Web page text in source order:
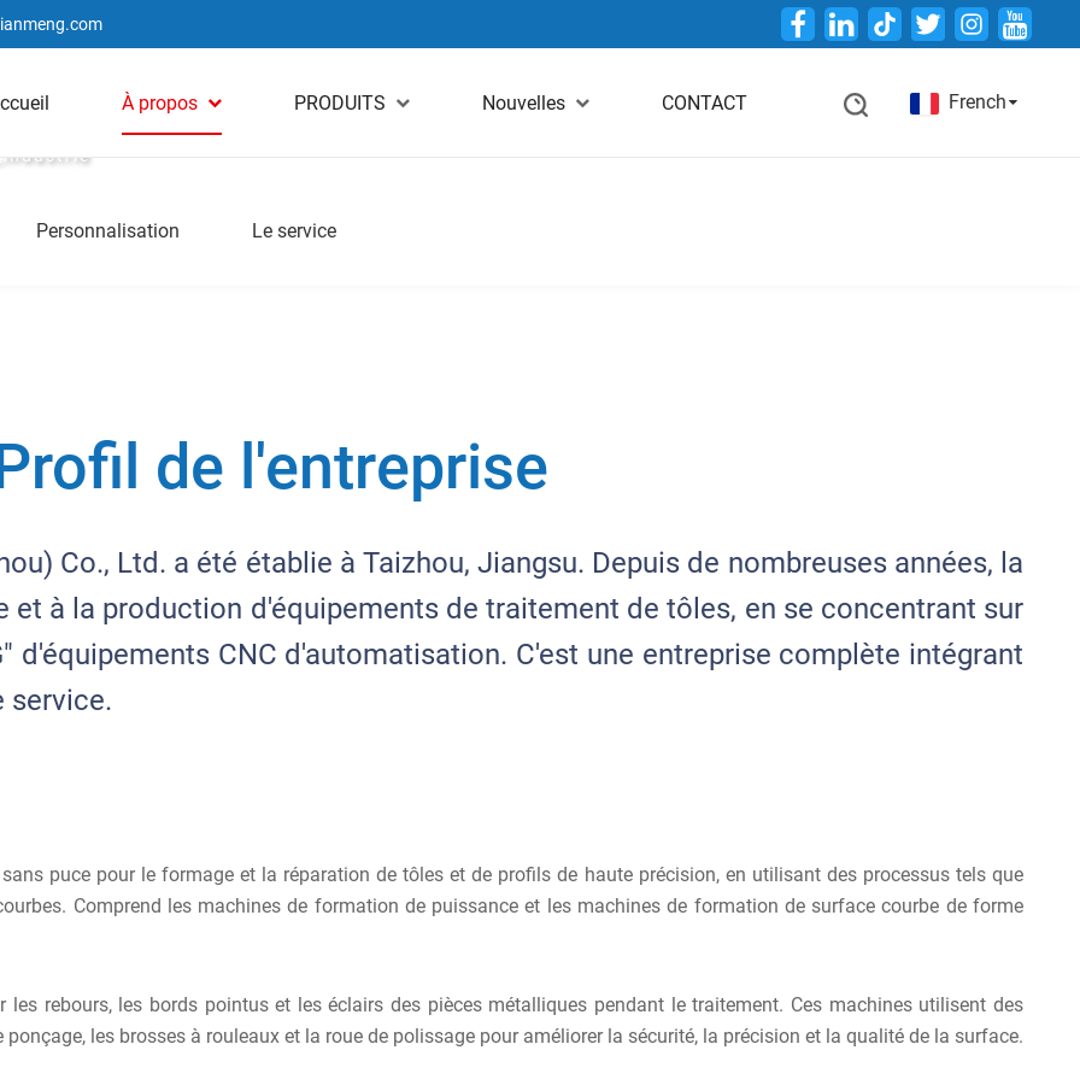
Twitter
À propos PRODUITS Nouvelles CONTACT French
Personnalisation Le service
de l'entreprise
Co., Ltd. a été établie à Taizhou, Jiangsu. Depuis de nombreuses années, la
et à la production d'équipements de traitement de tôles, en se concentrant sur
d'équipements CNC d'automatisation. C'est une entreprise complète intégrant
service.
puce pour le formage et la réparation de tôles et de profils de haute précision, en utilisant des processus tels que
Comprend les machines de formation de puissance et les machines de formation de surface courbe de forme
les rebours, les bords pointus et les éclairs des pièces métalliques pendant le traitement. Ces machines utilisent des
les brosses à rouleaux et la roue de polissage pour améliorer la sécurité, la précision et la qualité de la surface.